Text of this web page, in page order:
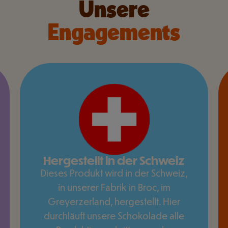
Unsere
Engagements
Hergestellt in der Schweiz
Dieses Produkt wird in der Schweiz,
in unserer Fabrik in Broc, im
Greyerzerland, hergestellt. Hier
durchläuft unsere Schokolade alle